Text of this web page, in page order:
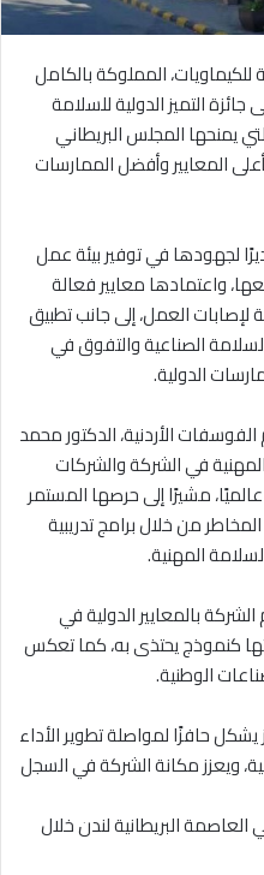
للكيماويات، المملوكة بالكامل
التميز الدولية للسلامة
المهنية والبيئة لعام 2026، التي يمنحها المجلس البريطاني
المعايير وأفضل الممارسات
لجهودها في توفير بيئة عمل
واعتمادها معايير فعالة
العمل، إلى جانب تطبيق
الصناعية والتفوق في
الدولية.
الأردنية، الدكتور محمد
في الشركة والشركات
مشيرًا إلى حرصها المستمر
من خلال برامج تدريبية
المهنية.
بالمعايير الدولية في
كنموذج يحتذى به، كما تعكس
الوطنية.
يشكل حافزًا لمواصلة تطوير الأداء
ويعزز مكانة الشركة في السجل
البريطانية لندن خلال